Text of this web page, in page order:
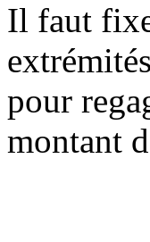
Il faut
pour
montant